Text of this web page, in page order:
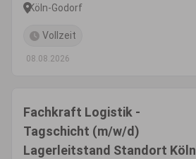
Köln-Godorf
Vollzeit
08.08.2026
Fachkraft Logistik -
Tagschicht (m/w/d)
Lagerleitstand Standort Köln